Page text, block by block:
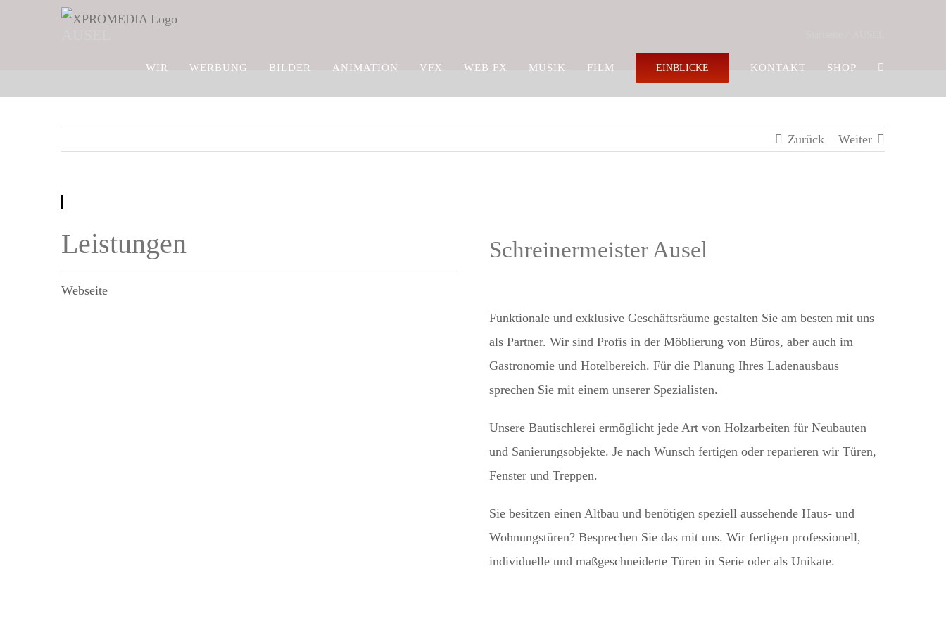
WIR WERBUNG BILDER ANIMATION VFX WEB FX MUSIK FILM EINBLICKE KONTAKT SHOP
Zurück Weiter
Leistungen
Webseite
Schreinermeister Ausel
Funktionale und exklusive Geschäftsräume gestalten Sie am besten mit uns
als Partner. Wir sind Profis in der Möblierung von Büros, aber auch im
Gastronomie und Hotelbereich. Für die Planung Ihres Ladenausbaus
sprechen Sie mit einem unserer Spezialisten.
Unsere Bautischlerei ermöglicht jede Art von Holzarbeiten für Neubauten
und Sanierungsobjekte. Je nach Wunsch fertigen oder reparieren wir Türen,
Fenster und Treppen.
Sie besitzen einen Altbau und benötigen speziell aussehende Haus- und
Wohnungstüren? Besprechen Sie das mit uns. Wir fertigen professionell,
individuelle und maßgeschneiderte Türen in Serie oder als Unikate.